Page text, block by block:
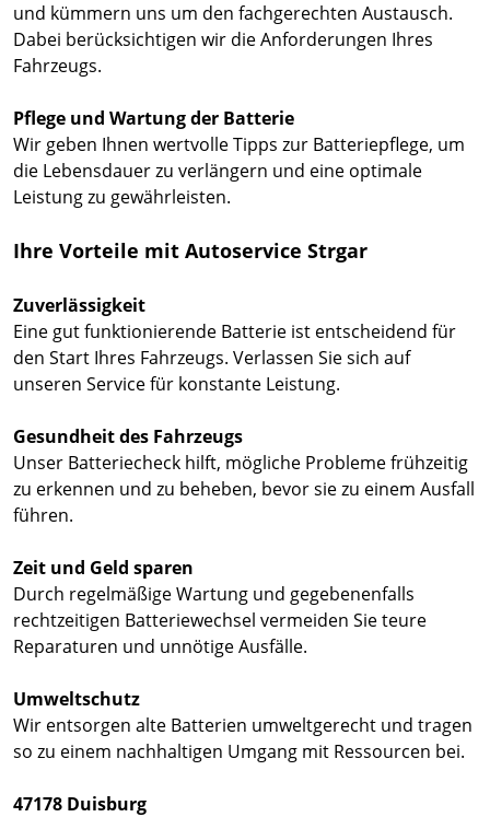
und kümmern uns um den fachgerechten Austausch.
Dabei berücksichtigen wir die Anforderungen Ihres
Fahrzeugs.
Pflege und Wartung der Batterie
Wir geben Ihnen wertvolle Tipps zur Batteriepflege, um
die Lebensdauer zu verlängern und eine optimale
Leistung zu gewährleisten.
Ihre Vorteile mit Autoservice Strgar
Zuverlässigkeit
Eine gut funktionierende Batterie ist entscheidend für
den Start Ihres Fahrzeugs. Verlassen Sie sich auf
unseren Service für konstante Leistung.
Gesundheit des Fahrzeugs
Unser Batteriecheck hilft, mögliche Probleme frühzeitig
zu erkennen und zu beheben, bevor sie zu einem Ausfall
führen.
Zeit und Geld sparen
Durch regelmäßige Wartung und gegebenenfalls
rechtzeitigen Batteriewechsel vermeiden Sie teure
Reparaturen und unnötige Ausfälle.
Umweltschutz
Wir entsorgen alte Batterien umweltgerecht und tragen
so zu einem nachhaltigen Umgang mit Ressourcen bei.
47178 Duisburg